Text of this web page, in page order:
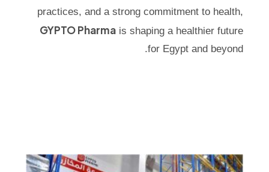
practices, and a strong commitment to health,
GYPTO Pharma is shaping a healthier future
for Egypt and beyond.